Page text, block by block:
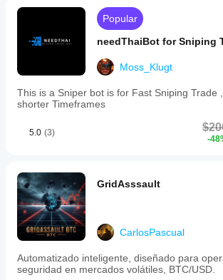
Popular
needThaiBot for Sniping
Moss_Klugt
This is a Sniper bot is for Fast Sniping Trade
shorter Timeframes
5.0 (3)
-
GridAsssault
CarlosPascual
Automatizado inteligente, diseñado para
seguridad en mercados volátiles, BTC/USD.